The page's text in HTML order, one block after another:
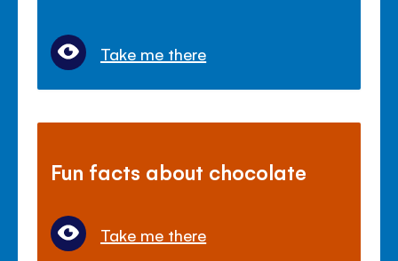
Take me there
Fun facts about chocolate
Take me there